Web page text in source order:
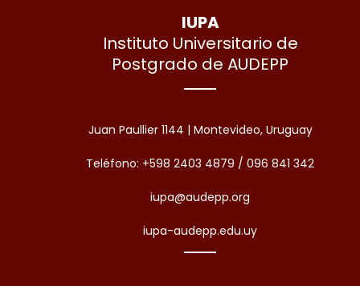
IUPA
Instituto Universitario de
Postgrado de AUDEPP
Juan Paullier 1144 | Montevideo, Uruguay
Teléfono: +598 2403 4879 / 096 841 342
iupa@audepp.org
iupa-audepp.edu.uy